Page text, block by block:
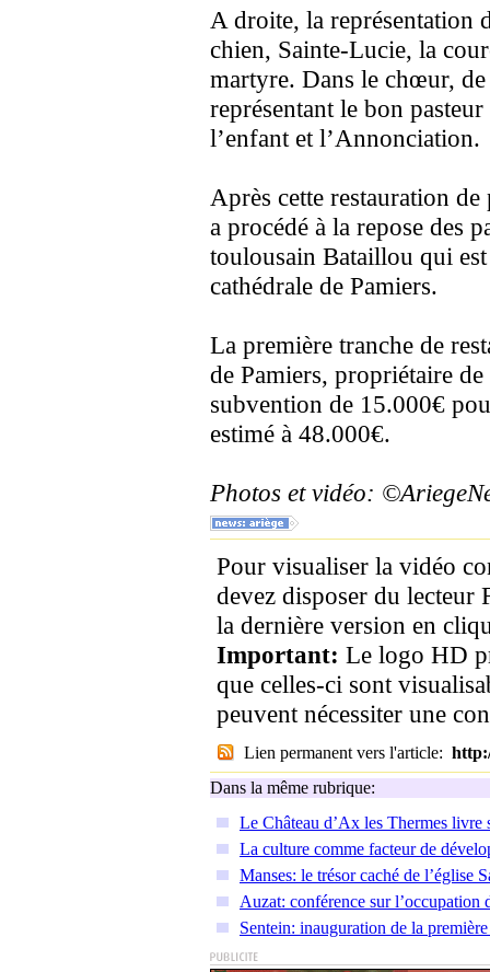
A droite, la représentation
chien, Sainte-Lucie, la
martyre. Dans le chœur,
représentant le bon
l’enfant et l’Annonciation.
Après cette restauration
a procédé à la repose des
toulousain Bataillou qui
cathédrale de Pamiers.
La première tranche de
de Pamiers, propriétaire
subvention de 15.000€
estimé à 48.000€.
Photos et vidéo:
Pour visualiser la vidéo
devez disposer du lecteur
la dernière version en
Important: Le logo HD
que celles-ci sont
peuvent nécessiter une
Lien permanent vers l'article:
Dans la même rubrique:
Le Château d’Ax les Thermes livre
La culture comme facteur de
Manses: le trésor caché de l’église
Auzat: conférence sur l’occupation
Sentein: inauguration de la